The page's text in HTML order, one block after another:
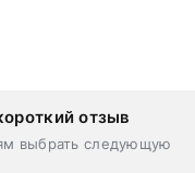
отзыв
выбрать следующую